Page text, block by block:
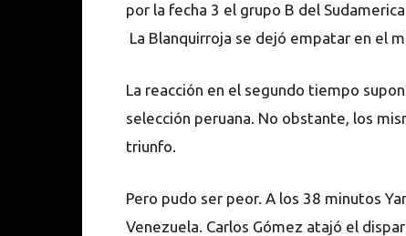
por la fecha 3 el grupo B del
La Blanquirroja se dejó empatar en el
La reacción en el segundo tiempo
selección peruana. No obstante, los
triunfo.
Pero pudo ser peor. A los 38 minutos
Venezuela. Carlos Gómez atajó el